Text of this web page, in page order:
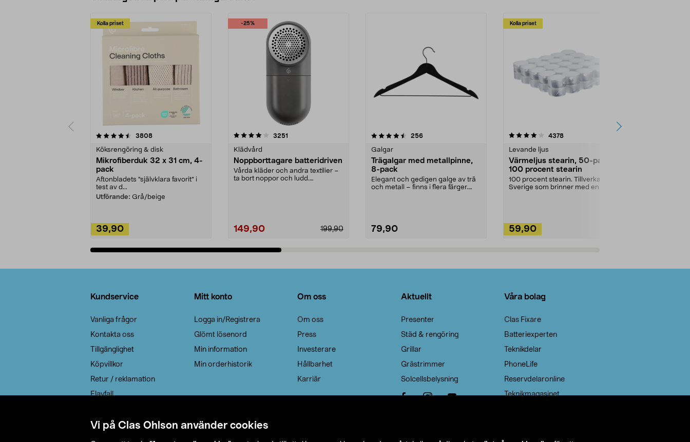
Vi på Clas Ohlson använder cookies
Kolla priset
3808recensioner
Köksrengöring & disk
Mikrofiberduk 32 x 31 cm, 4-
pack
Aftonbladets "självklara favorit” i
test av d...
Utförande: Grå/beige
39,90
-25%
4.0av 5 stjärnor 3251
Klädvård
Noppborttagare batteridriven
Vårda kläder och andra textilier –
ta bort noppor och ludd.
199,90
149,90
4.5av 5 stjärnor 256recensioner
Galgar
Trägalgar med metallpinne,
8-pack
Elegant och gedigen galge av trä
och metall – finns i flera färger.
79,90
Kolla priset
4.0av 5 stjärnor 4378recensioner
Levande ljus
Värmeljus stearin, 50-pack,
100 procent stearin
100 procent stearin. Tillverkade i
Sverige som brinner med en
59,90
4.5av 5 stjärnor
Kundservice
Vanliga frågor
Kontakta oss
Tillgänglighet
Köpvillkor
Retur / reklamation
Elavfall
Leveransalternativ
Mitt konto
Logga in/Registrera
Glömt lösenord
Min information
Min orderhistorik
Om oss
Om oss
Press
Investerare
Hållbarhet
Karriär
Aktuellt
Presenter
Städ & rengöring
Grillar
Grästrimmer
Solcellsbelysning
Våra bolag
Clas Fixare
Batteriexperten
Teknikdelar
PhoneLife
Reservdelaronline
Teknikmagasinet